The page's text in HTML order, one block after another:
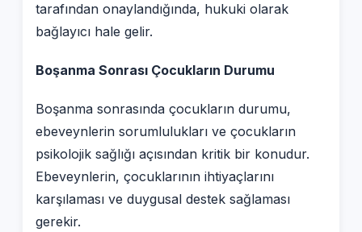
tarafından onaylandığında, hukuki olarak
bağlayıcı hale gelir.
Boşanma Sonrası Çocukların Durumu
Boşanma sonrasında çocukların durumu,
ebeveynlerin sorumlulukları ve çocukların
psikolojik sağlığı açısından kritik bir konudur.
Ebeveynlerin, çocuklarının ihtiyaçlarını
karşılaması ve duygusal destek sağlaması
gerekir.